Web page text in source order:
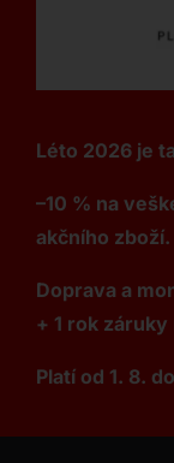
Léto 2026 je
–10 % na
akčního zboží.
Doprava a
+ 1 rok záruky
Platí od 1. 8.